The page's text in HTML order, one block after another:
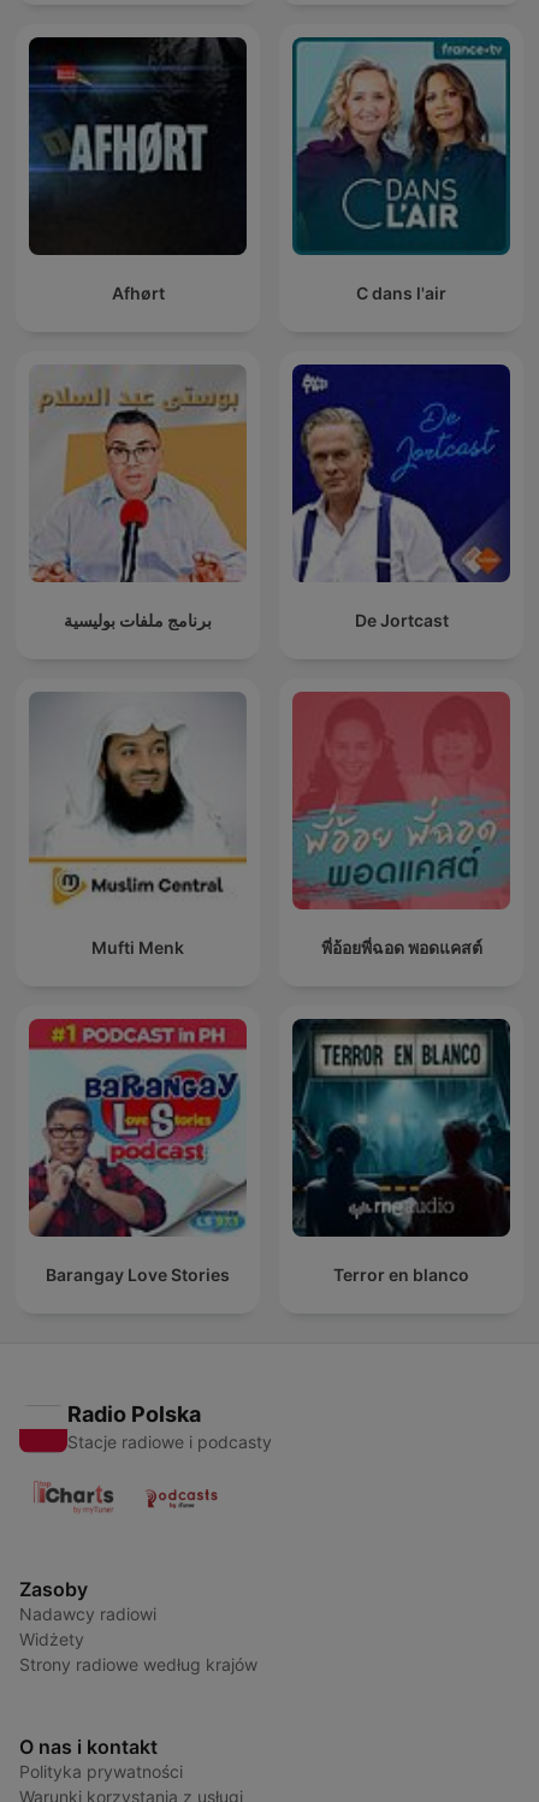
Afhørt C dans l'air
برنامج ملفات بوليسية De Jortcast
Mufti Menk พี่อ้อยพี่ฉอด พอดแคสต์
Barangay Love Stories Terror en blanco
Radio Polska
Stacje radiowe i podcasty
Zasoby
Nadawcy radiowi
Widżety
Strony radiowe według krajów
O nas i kontakt
Polityka prywatności
Warunki korzystania z usługi